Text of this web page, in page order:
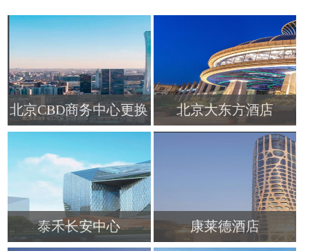
北京CBD商务中心更换
单向阀
查看更多
北京大东方酒店
泰禾长安中心 康莱德酒店